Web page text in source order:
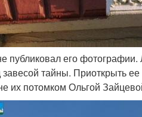
публиковал его
завесой тайны. Приоткрыть
их потомком Ольгой